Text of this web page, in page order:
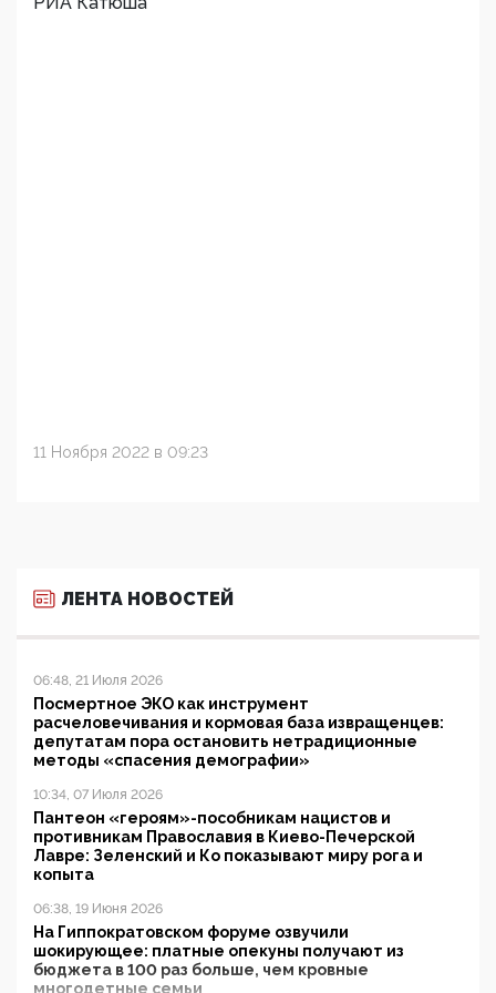
11 Ноября 2022 в 09:23
ЛЕНТА НОВОСТЕЙ
06:48, 21 Июля 2026
Посмертное ЭКО как инструмент
расчеловечивания и кормовая база извращенцев:
депутатам пора остановить нетрадиционные
методы «спасения демографии»
10:34, 07 Июля 2026
Пантеон «героям»-пособникам нацистов и
противникам Православия в Киево-Печерской
Лавре: Зеленский и Ко показывают миру рога и
копыта
06:38, 19 Июня 2026
На Гиппократовском форуме озвучили
шокирующее: платные опекуны получают из
бюджета в 100 раз больше, чем кровные
многодетные семьи